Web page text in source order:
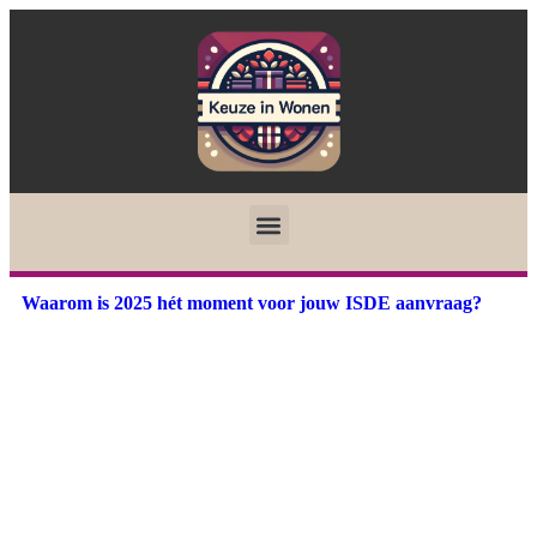
Waarom is 2025 hét moment voor jouw ISDE aanvraag?